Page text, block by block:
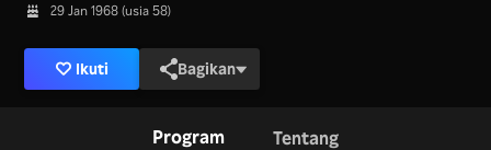
29 Jan 1968 (usia 58)
Ikuti Bagikan
Program Tentang